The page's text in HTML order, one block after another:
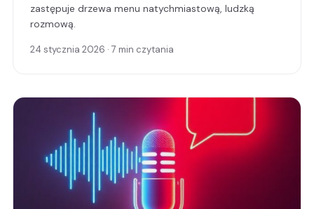
zastępuje drzewa menu natychmiastową, ludzką
rozmową.
24 stycznia 2026 · 7 min czytania